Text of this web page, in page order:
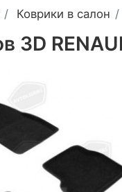
Коврики в салон
3D